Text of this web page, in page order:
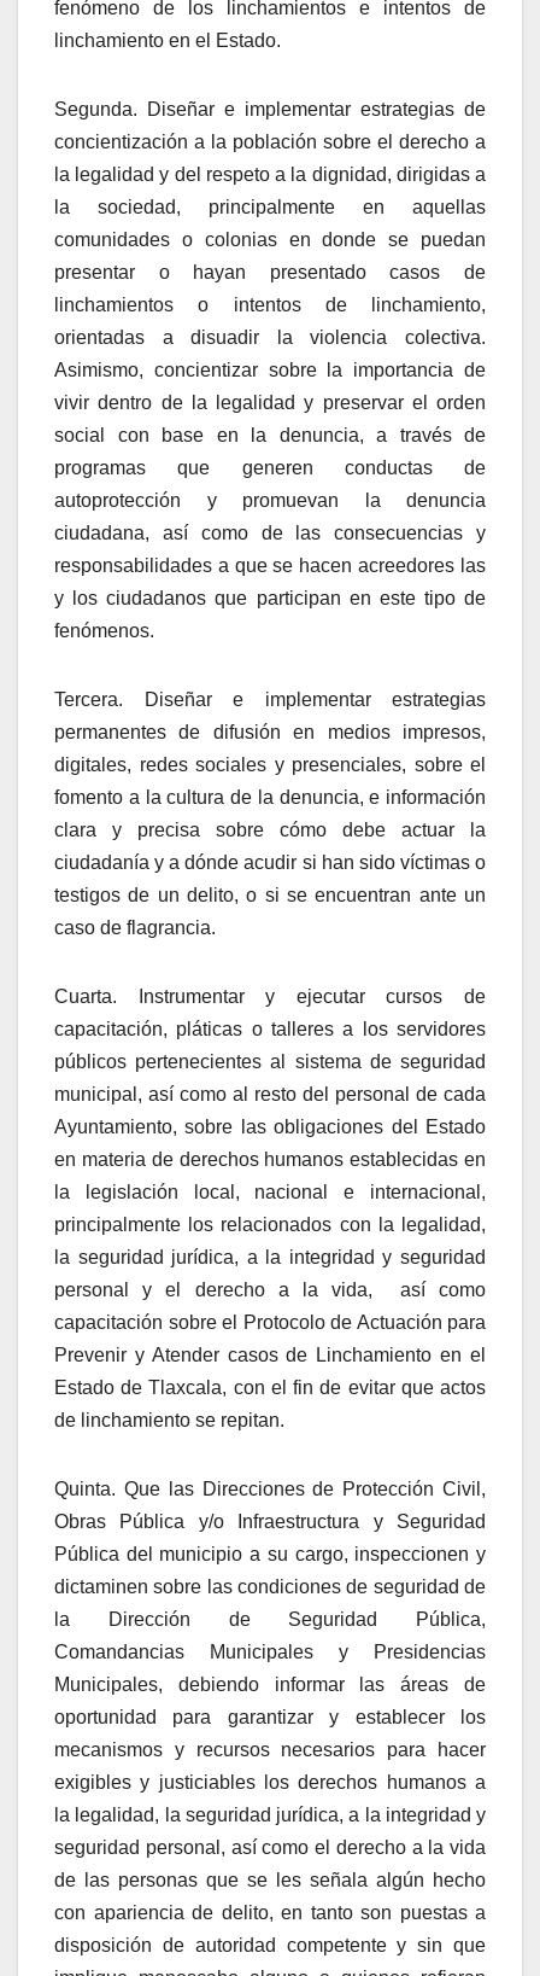
fenómeno de los linchamientos e intentos de
linchamiento en el Estado.
Segunda. Diseñar e implementar estrategias de
concientización a la población sobre el derecho a
la legalidad y del respeto a la dignidad, dirigidas a
la sociedad, principalmente en aquellas
comunidades o colonias en donde se puedan
presentar o hayan presentado casos de
linchamientos o intentos de linchamiento,
orientadas a disuadir la violencia colectiva.
Asimismo, concientizar sobre la importancia de
vivir dentro de la legalidad y preservar el orden
social con base en la denuncia, a través de
programas que generen conductas de
autoprotección y promuevan la denuncia
ciudadana, así como de las consecuencias y
responsabilidades a que se hacen acreedores las
y los ciudadanos que participan en este tipo de
fenómenos.
Tercera.
Diseñar e implementar estrategias
permanentes de difusión en medios impresos,
digitales, redes sociales y presenciales, sobre el
fomento a la cultura de la denuncia, e información
clara y precisa sobre cómo debe actuar la
ciudadanía y a dónde acudir si han sido víctimas o
testigos de un delito, o si se encuentran ante un
caso de flagrancia.
Cuarta. I nstrumentar y ejecutar cursos de
capacitación, pláticas o talleres a los servidores
públicos pertenecientes al sistema de seguridad
municipal, así como al resto del personal de cada
Ayuntamiento, sobre las obligaciones del Estado
en materia de derechos humanos establecidas en
la legislación local, nacional e internacional,
principalmente los relacionados con la legalidad,
la seguridad jurídica, a la integridad y seguridad
personal y el derecho a la vida,
así como
capacitación sobre el
Protocolo de Actuación para
Prevenir y Atender casos de Linchamiento en el
Estado de Tlaxcala, con el fin de evitar que actos
de linchamiento se repitan.
Quinta. Que las Direcciones de Protección Civil,
Obras Pública y/o Infraestructura y Seguridad
Pública del municipio a su cargo, inspeccionen y
dictaminen sobre las condiciones de seguridad de
la Dirección de Seguridad Pública,
Comandancias Municipales y Presidencias
Municipales, debiendo informar las áreas de
oportunidad para garantizar y establecer los
mecanismos y recursos necesarios para hacer
exigibles y justiciables los derechos humanos a
la legalidad, la seguridad jurídica, a la integridad y
seguridad personal, así como el derecho a la vida
de las personas que se les señala algún hecho
con apariencia de delito, en tanto son puestas a
disposición de autoridad competente y sin que